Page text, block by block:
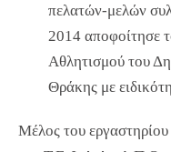
πελατών-μελών
2014 αποφοίτησε
Αθλητισμού του
Θράκης με
Μέλος του